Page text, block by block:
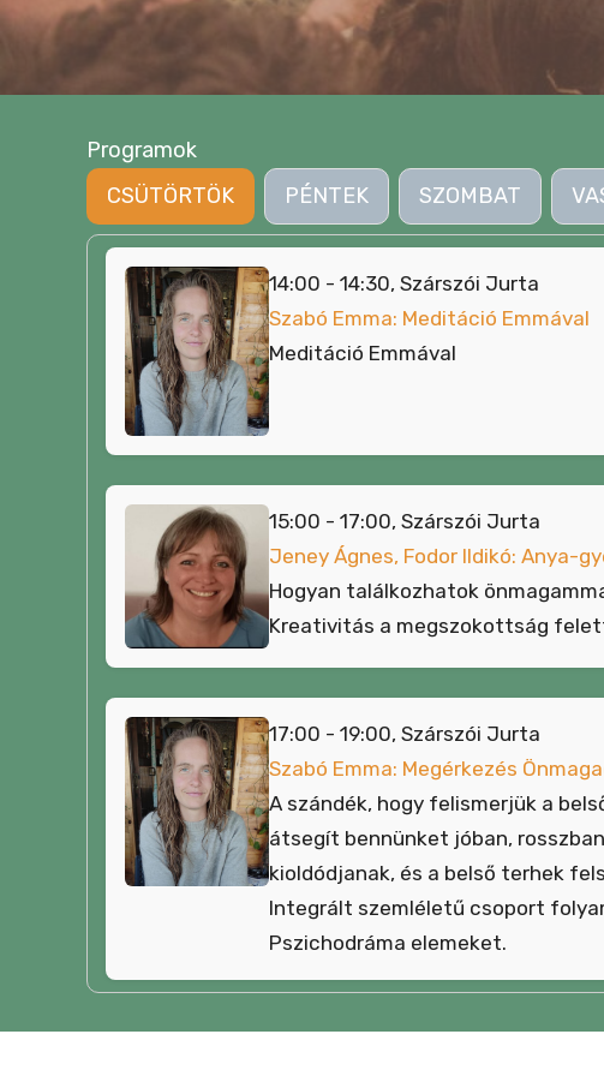
Programok
CSÜTÖRTÖK
PÉNTEK SZOMBAT
14:00 - 14:30, Szárszói Jurta
Szabó Emma: Meditáció Emmával
Meditáció Emmával
15:00 - 17:00, Szárszói Jurta
Jeney Ágnes, Fodor Ildikó: Anya-
Hogyan találkozhatok
Kreativitás a megszokottság
17:00 - 19:00, Szárszói Jurta
Szabó Emma: Megérkezés
A szándék, hogy felismerjük a
átsegít bennünket jóban,
kioldódjanak, és a belső terhek
Integrált szemléletű csoport
Pszichodráma elemeket.